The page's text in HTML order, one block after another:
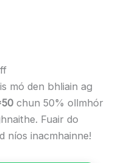
mó den bhliain ag
chun 50% ollmhór
Fuair ​​​​do
níos inacmhainne!